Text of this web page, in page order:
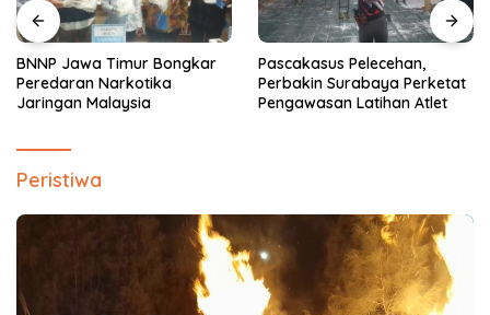
BNNP Jawa Timur Bongkar
Peredaran Narkotika
Jaringan Malaysia
Pascakasus Pelecehan,
Perbakin Surabaya Perketat
Pengawasan Latihan Atlet
Peristiwa